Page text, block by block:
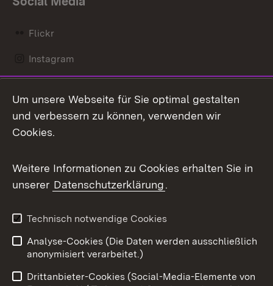
Flickr
Instagram
Mastodon
Messenger
Social Wall
X / Twitter
Youtube
Um unsere Webseite für Sie optimal gestalten
und verbessern zu können, verwenden wir
Cookies.
Weitere Informationen zu Cookies erhalten Sie in
unserer Datenschutzerklärung.
Technisch notwendige Cookies
Analyse-Cookies (Die Daten werden ausschließlich
anonymisiert verarbeitet.)
Drittanbieter-Cookies (Social-Media-Elemente von